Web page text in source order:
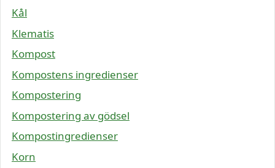
Kål
Klematis
Kompost
Kompostens ingredienser
Kompostering
Kompostering av gödsel
Kompostingredienser
Korn